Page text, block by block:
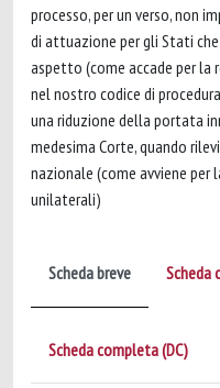
processo, per un verso, non
di attuazione per gli Stati
aspetto (come accade per
nel nostro codice di
una riduzione della portata
medesima Corte, quando
nazionale (come avviene
unilaterali)
Scheda breve Scheda
Scheda completa (DC)